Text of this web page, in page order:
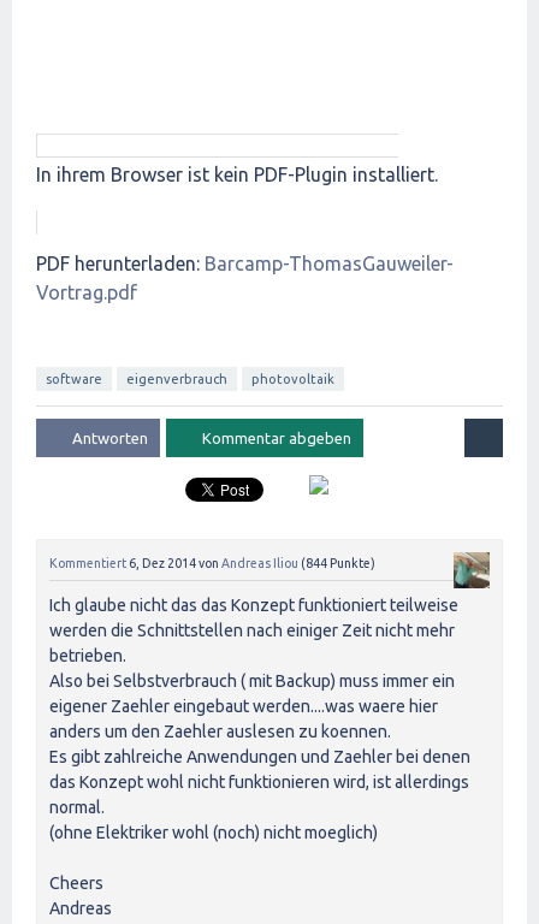
In ihrem Browser ist kein PDF-Plugin installiert.
PDF herunterladen: Barcamp-ThomasGauweiler-
Vortrag.pdf
software eigenverbrauch photovoltaik
Kommentiert 6, Dez 2014von Andreas Iliou (844 Punkte)
Ich glaube nicht das das Konzept funktioniert teilweise
werden die Schnittstellen nach einiger Zeit nicht mehr
betrieben.
Also bei Selbstverbrauch ( mit Backup) muss immer ein
eigener Zaehler eingebaut werden....was waere hier
anders um den Zaehler auslesen zu koennen.
Es gibt zahlreiche Anwendungen und Zaehler bei denen
das Konzept wohl nicht funktionieren wird, ist allerdings
normal.
(ohne Elektriker wohl (noch) nicht moeglich)
Cheers
Andreas